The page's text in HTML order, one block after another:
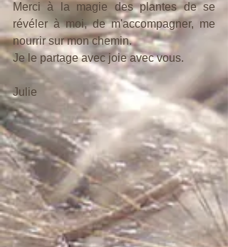
Merci à la magie des plantes de se
révéler à moi, de m'accompagner, me
nourrir sur mon chemin.
Je le partage avec joie avec vous.
Julie